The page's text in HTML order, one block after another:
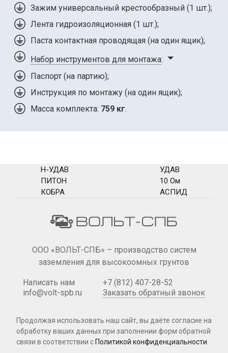
Зажим универсальный крестообразный (1 шт.);
Лента гидроизоляционная (1 шт.);
Паста контактная проводящая (на один ящик);
Набор инструментов для монтажа:
Паспорт (на партию);
Инструкция по монтажу (на один ящик);
Масса комплекта: 759 кг.
Н-УДАВ
ПИТОН
КОБРА
УДАВ
10 Ом
АСПИД
ООО «ВОЛЬТ-СПБ» – производство систем
заземления для высокоомных грунтов
Написать нам
info@volt-spb.ru
+7 (812) 407-28-52
Заказать обратный звонок
Продолжая использовать наш сайт, вы даёте согласие на
обработку ваших данных при заполнении форм обратной
связи в соответствии с Политикой конфиденциальности.